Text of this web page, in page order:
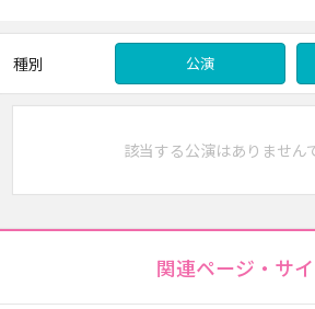
種別 公演
該当する公演はありません
関連ページ・サ